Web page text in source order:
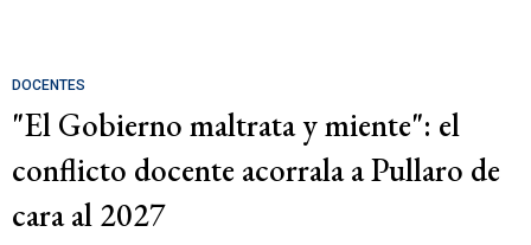
DOCENTES
"El Gobierno maltrata y miente": el
conflicto docente acorrala a Pullaro de
cara al 2027